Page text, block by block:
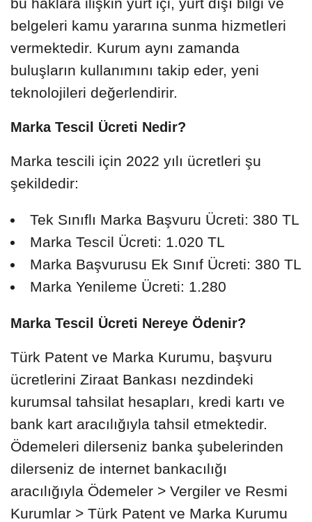
belgeleri kamu yararına sunma hizmetleri
vermektedir. Kurum aynı zamanda
buluşların kullanımını takip eder, yeni
teknolojileri değerlendirir.
Marka Tescil Ücreti Nedir?
Marka tescili için 2022 yılı ücretleri şu
şekildedir:
Tek Sınıflı Marka Başvuru Ücreti: 380 TL
Marka Tescil Ücreti: 1.020 TL
Marka Başvurusu Ek Sınıf Ücreti: 380 TL
Marka Yenileme Ücreti: 1.280
Marka Tescil Ücreti Nereye Ödenir?
Türk Patent ve Marka Kurumu, başvuru
ücretlerini Ziraat Bankası nezdindeki
kurumsal tahsilat hesapları, kredi kartı ve
bank kart aracılığıyla tahsil etmektedir.
Ödemeleri dilerseniz banka şubelerinden
dilerseniz de internet bankacılığı
aracılığıyla Ödemeler > Vergiler ve Resmi
Kurumlar > Türk Patent ve Marka Kurumu